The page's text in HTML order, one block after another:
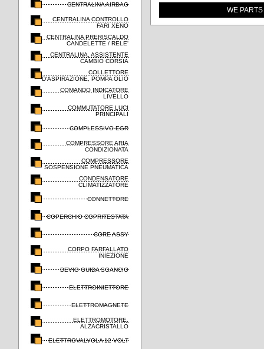
CENTRALINA AIRBAG
CENTRALINA CONTROLLO
FARI XENO
CENTRALINA PRERISCALDO
CANDELETTE / RELE'
CENTRALINA, ASSISTENTE
CAMBIO CORSIA
COLLETTORE
D'ASPIRAZIONE, POMPA OLIO
COMANDO INDICATORE
LIVELLO
COMMUTATORE LUCI
PRINCIPALI
COMPLESSIVO EGR
COMPRESSORE ARIA
CONDIZIONATA
COMPRESSORE
SOSPENSIONE PNEUMATICA
CONDENSATORE
CLIMATIZZATORE
CONNETTORE
COPERCHIO COPRITESTATA
CORE ASSY
CORPO FARFALLATO
INIEZIONE
DEVIO GUIDA SGANCIO
ELETTROINIETTORE
ELETTROMAGNETE
ELETTROMOTORE,
ALZACRISTALLO
ELETTROVALVOLA 12 VOLT
WE PARTS